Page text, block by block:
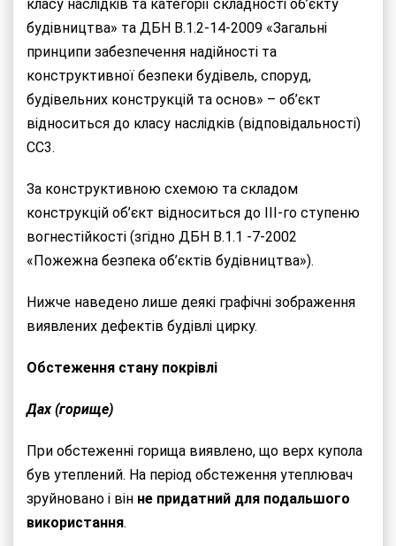
класу наслідків та категорії складності об’єкту
будівництва» та ДБН В.1.2-14-2009 «Загальні
принципи забезпечення надійності та
конструктивної безпеки будівель, споруд,
будівельних конструкцій та основ» – об’єкт
відноситься до класу наслідків (відповідальності)
СС3.
За конструктивною схемою та складом
конструкцій об’єкт відноситься до ІІІ-го ступеню
вогнестійкості (згідно ДБН В.1.1 -7-2002
«Пожежна безпека об’єктів будівництва»).
Нижче наведено лише деякі графічні зображення
виявлених дефектів будівлі цирку.
Обстеження стану покрівлі
Дах (горище)
При обстеженні горища виявлено, що верх купола
був утеплений. На період обстеження утеплювач
зруйновано і він не придатний для подальшого
використання.